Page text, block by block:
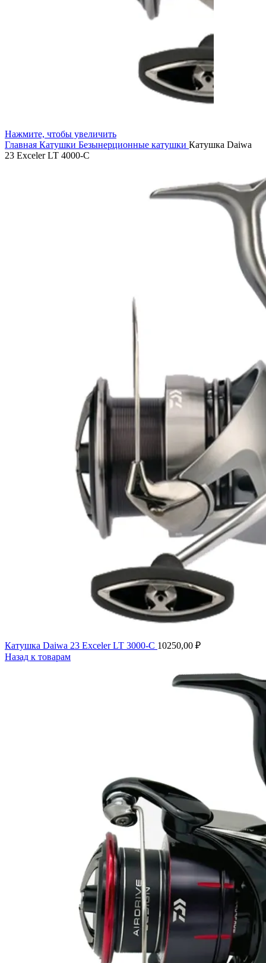
Нажмите, чтобы увеличить
Главная Катушки Безынерционные катушки Катушка Daiwa
23 Exceler LT 4000-C
Катушка Daiwa 23 Exceler LT 3000-C 10250,00 ₽
Назад к товарам